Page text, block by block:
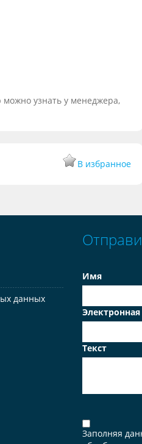
узнать у менеджера,
В избранное
данных
Имя
Текст
Заполняя